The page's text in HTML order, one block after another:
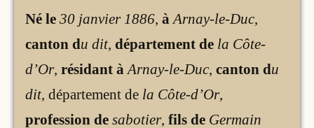
Né le 30 janvier 1886, à Arnay-le-Duc,
canton du dit, département de la Côte-
d’Or, résidant à Arnay-le-Duc, canton du
dit, département de la Côte-d’Or,
profession de sabotier, fils de Germain